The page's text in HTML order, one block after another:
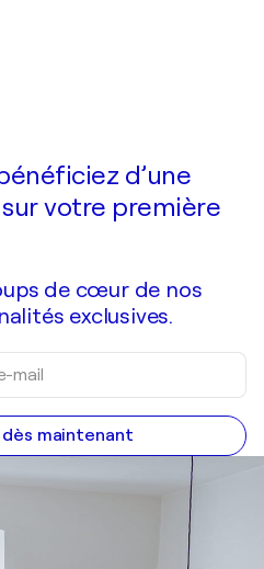
d’une
votre première
de cœur de nos
exclusives.
maintenant